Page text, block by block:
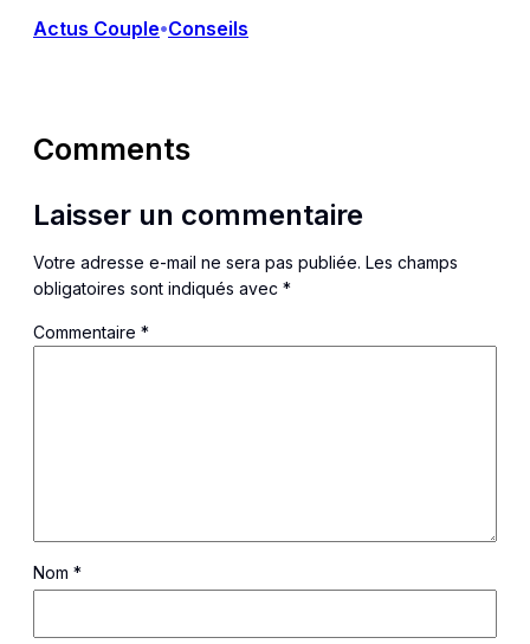
Actus Couple•Conseils
Comments
Laisser un commentaire
Votre adresse e-mail ne sera pas publiée. Les champs
obligatoires sont indiqués avec *
Commentaire *
Nom *